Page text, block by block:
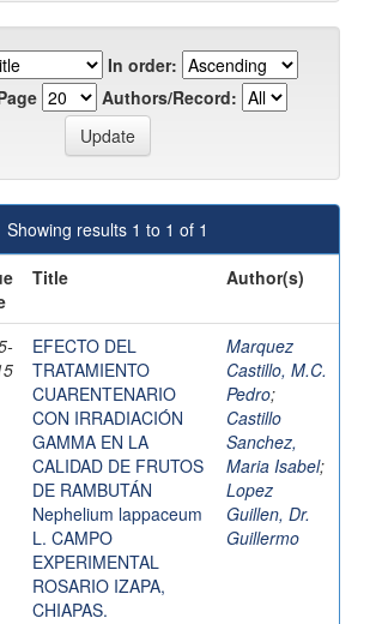
In order:
Authors/Record:
Showing results 1 to 1 of 1
Title Author(s)
EFECTO DEL
TRATAMIENTO
CUARENTENARIO
CON IRRADIACIÓN
GAMMA EN LA
CALIDAD DE FRUTOS
DE RAMBUTÁN
Nephelium lappaceum
L. CAMPO
EXPERIMENTAL
ROSARIO IZAPA,
CHIAPAS.
Marquez
Castillo, M.C.
Pedro;
Castillo
Sanchez,
Maria Isabel;
Lopez
Guillen, Dr.
Guillermo